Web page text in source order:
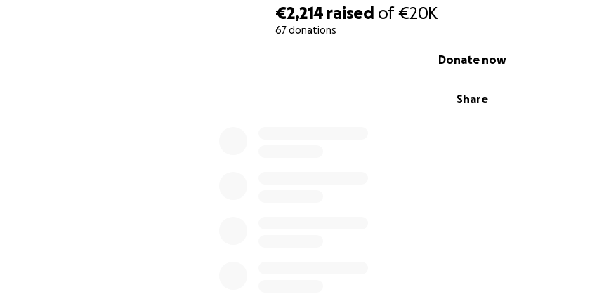
€2,214 raised of€20K
67 donations
Share
Donate now